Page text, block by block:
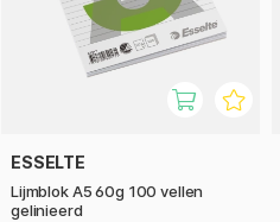
ESSELTE
Lijmblok A5 60g 100 vellen
gelinieerd